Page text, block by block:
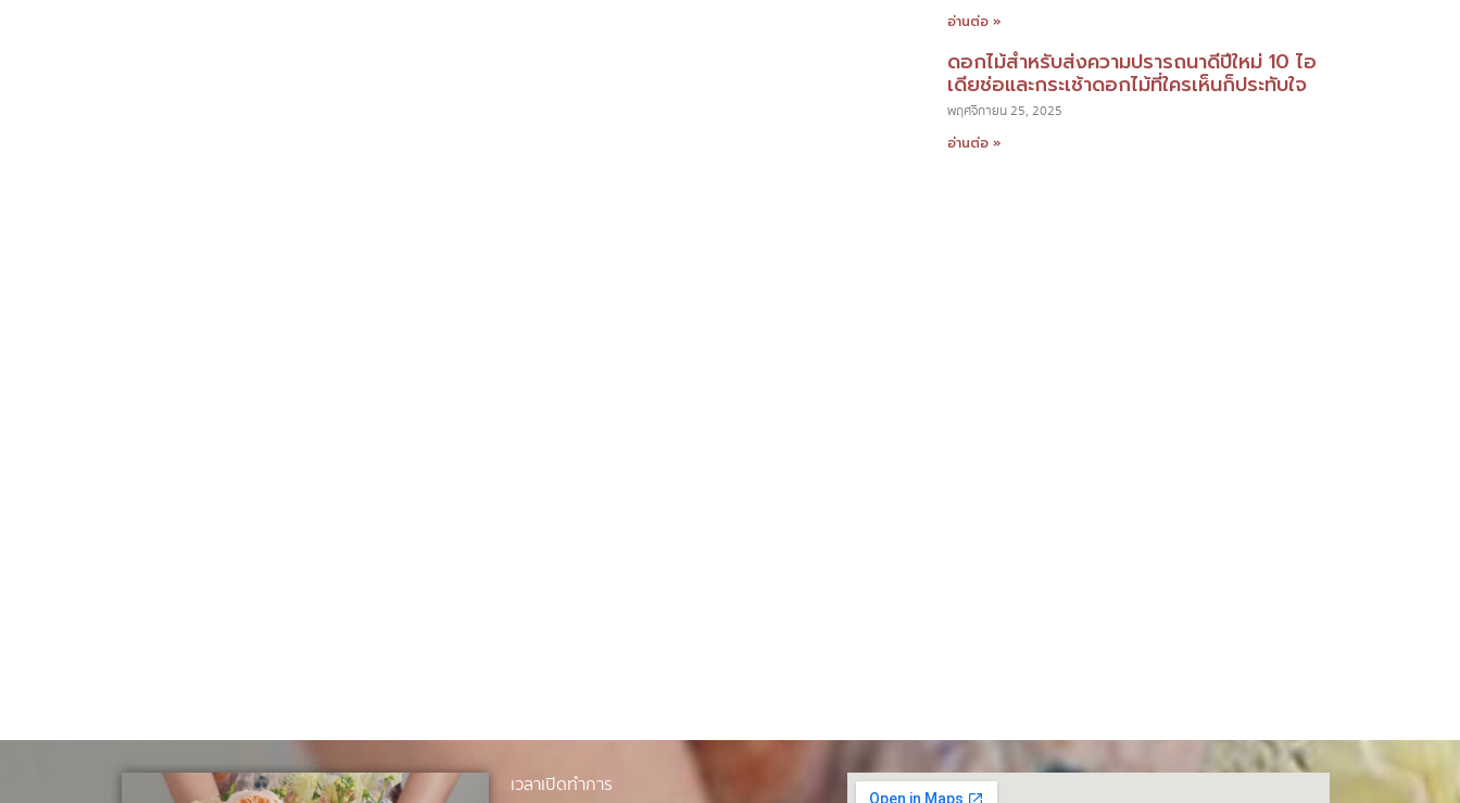
อ่านต่อ »
ดอกไม้สำหรับส่งความปรารถนาดีปีใหม่ 10 ไอ
เดียช่อและกระเช้าดอกไม้ที่ใครเห็นก็ประทับใจ
พฤศจิกายน 25, 2025
อ่านต่อ »
เวลาเปิดทำการ